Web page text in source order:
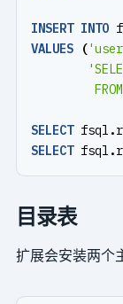
INSERT INTO
VALUES
(
SELECT fsql .
SELECT fsql .
目录表
扩展会安装两个